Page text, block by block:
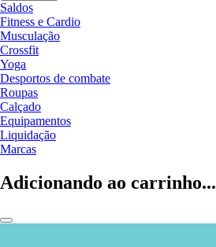
Saldos
Fitness e Cardio
Musculação
Crossfit
Yoga
Desportos de combate
Roupas
Calçado
Equipamentos
Liquidação
Marcas
Adicionando ao carrinho...